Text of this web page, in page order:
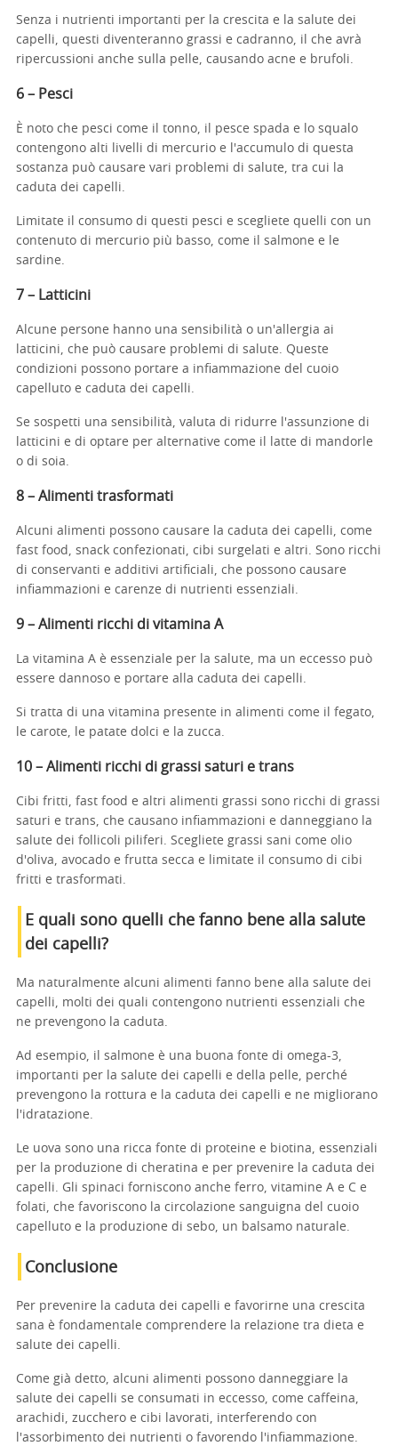
Senza i nutrienti importanti per la crescita e la salute dei
capelli, questi diventeranno grassi e cadranno, il che avrà
ripercussioni anche sulla pelle, causando acne e brufoli.
6 – Pesci
È noto che pesci come il tonno, il pesce spada e lo squalo
contengono alti livelli di mercurio e l'accumulo di questa
sostanza può causare vari problemi di salute, tra cui la
caduta dei capelli.
Limitate il consumo di questi pesci e scegliete quelli con un
contenuto di mercurio più basso, come il salmone e le
sardine.
7 – Latticini
Alcune persone hanno una sensibilità o un'allergia ai
latticini, che può causare problemi di salute. Queste
condizioni possono portare a infiammazione del cuoio
capelluto e caduta dei capelli.
Se sospetti una sensibilità, valuta di ridurre l'assunzione di
latticini e di optare per alternative come il latte di mandorle
o di soia.
8 – Alimenti trasformati
Alcuni alimenti possono causare la caduta dei capelli, come
fast food, snack confezionati, cibi surgelati e altri. Sono ricchi
di conservanti e additivi artificiali, che possono causare
infiammazioni e carenze di nutrienti essenziali.
9 – Alimenti ricchi di vitamina A
La vitamina A è essenziale per la salute, ma un eccesso può
essere dannoso e portare alla caduta dei capelli.
Si tratta di una vitamina presente in alimenti come il fegato,
le carote, le patate dolci e la zucca.
10 – Alimenti ricchi di grassi saturi e trans
Cibi fritti, fast food e altri alimenti grassi sono ricchi di grassi
saturi e trans, che causano infiammazioni e danneggiano la
salute dei follicoli piliferi. Scegliete grassi sani come olio
d'oliva, avocado e frutta secca e limitate il consumo di cibi
fritti e trasformati.
E quali sono quelli che fanno bene alla salute
dei capelli?
Ma naturalmente alcuni alimenti fanno bene alla salute dei
capelli, molti dei quali contengono nutrienti essenziali che
ne prevengono la caduta.
Ad esempio, il salmone è una buona fonte di omega-3,
importanti per la salute dei capelli e della pelle, perché
prevengono la rottura e la caduta dei capelli e ne migliorano
l'idratazione.
Le uova sono una ricca fonte di proteine e biotina, essenziali
per la produzione di cheratina e per prevenire la caduta dei
capelli. Gli spinaci forniscono anche ferro, vitamine A e C e
folati, che favoriscono la circolazione sanguigna del cuoio
capelluto e la produzione di sebo, un balsamo naturale.
Conclusione
Per prevenire la caduta dei capelli e favorirne una crescita
sana è fondamentale comprendere la relazione tra dieta e
salute dei capelli.
Come già detto, alcuni alimenti possono danneggiare la
salute dei capelli se consumati in eccesso, come caffeina,
arachidi, zucchero e cibi lavorati, interferendo con
l'assorbimento dei nutrienti o favorendo l'infiammazione.